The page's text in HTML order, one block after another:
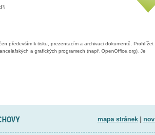
především k tisku, prezentacím a archivaci dokumentů. Prohlížet
a grafických programech (např. OpenOffice.org). Je
mapa stránek|